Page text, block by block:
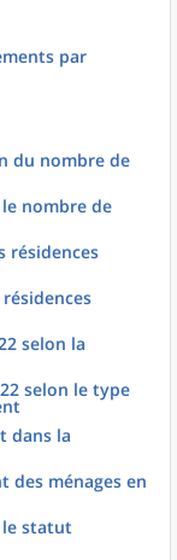
par
du nombre de
le nombre de
résidences
selon la
selon le type
dans la
des ménages en
le statut